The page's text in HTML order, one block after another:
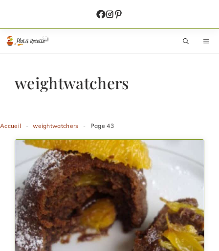
contenu
weightwatchers
Accueil - weightwatchers - Page 43